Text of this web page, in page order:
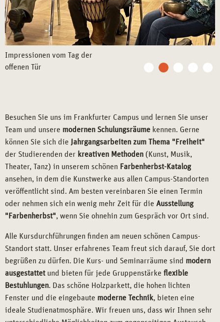
Team und unsere
modernen Schulungsräume
kennen. Gerne
können Sie sich die
Jahrgangsarbeiten zum Thema "Freiheit"
der Studierenden der
kreativen Methoden
(Kunst, Musik,
Theater, Tanz) in unserem schönen
Farbenherbst-Katalog
ansehen, in dem die Kunstwerke aus allen Campus-Standorten
veröffentlicht sind. Am besten vereinbaren Sie einen Termin
oder nehmen sich ein wenig mehr Zeit für die
"Farbenherbst"
, wenn Sie ohnehin zum Gespräch vor Ort sind.
Alle Kursdurchführungen finden am neuen schönen Campus-
Standort statt. Unser erfahrenes Team freut sich darauf, Sie dort
begrüßen zu dürfen. Die Kurs- und Seminarräume sind modern
ausgestattet
und bieten für jede Gruppenstärke
flexible
. Das schöne Holzparkett, die hohen lichten
Fenster und die eingebaute
moderne Technik
, bieten eine
ideale Studienatmosphäre. Wir freuen uns, dass wir Ihnen sehr
unterschiedliche Möglichkeiten zum gegenseitigen Austausch
und für Gruppenarbeiten anbieten können.